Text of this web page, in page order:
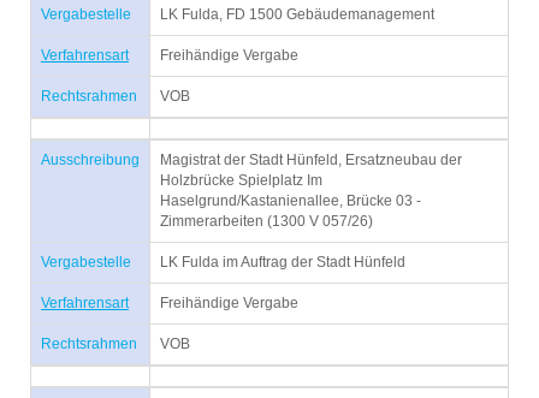
Vergabestelle LK Fulda, FD 1500 Gebäudemanagement
Verfahrensart Freihändige Vergabe
Rechtsrahmen VOB
Ausschreibung
Magistrat der Stadt Hünfeld, Ersatzneubau der
Holzbrücke Spielplatz Im
Haselgrund/Kastanienallee, Brücke 03 -
Zimmerarbeiten (1300 V 057/26)
Vergabestelle LK Fulda im Auftrag der Stadt Hünfeld
Verfahrensart Freihändige Vergabe
Rechtsrahmen VOB